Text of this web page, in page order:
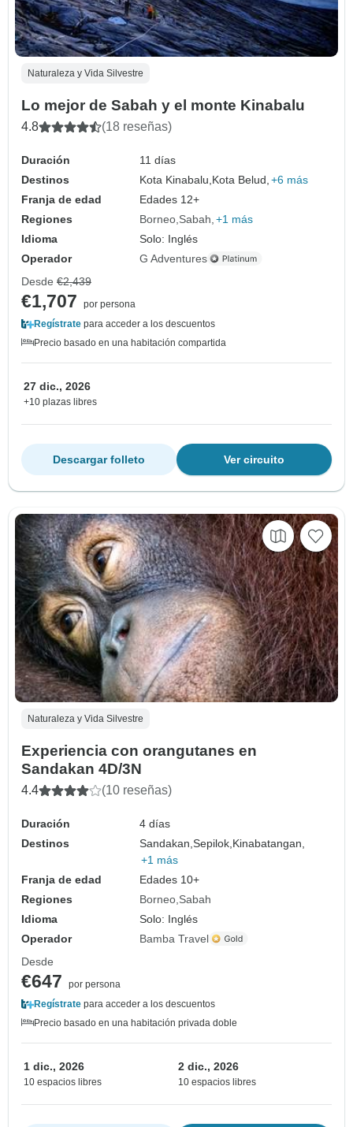
Naturaleza y Vida Silvestre
Lo mejor de Sabah y el monte Kinabalu
4.8 (18 reseñas)
Duración
11 días
Destinos
Kota Kinabalu, Kota Belud, +6 más
Franja de edad
Edades 12+
Regiones
Borneo Sabah +1 más
Idioma
Solo: Inglés
Operador
G Adventures
Desde €2,439
€1,707
por persona
Regístrate para acceder a los descuentos
Precio basado en una habitación compartida
27 dic., 2026
+10 plazas libres
Ver circuito
Descargar folleto
Naturaleza y Vida Silvestre
Experiencia con orangutanes en
Sandakan 4D/3N
4.4 (10 reseñas)
Duración
4 días
Destinos
Sandakan,Sepilok, Kinabatangan,
+1 más
Franja de edad
Edades 10+
Regiones
Borneo Sabah
Idioma
Solo: Inglés
Operador
Bamba Travel
Desde
€647
por persona
Regístrate para acceder a los descuentos
Precio basado en una habitación privada doble
1 dic., 2026
10 espacios libres
2 dic., 2026
10 espacios libres